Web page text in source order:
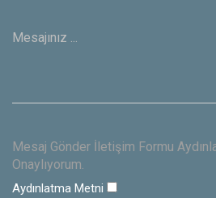
Mesaj Gönder İletişim Formu
Onaylıyorum.
Aydınlatma Metni